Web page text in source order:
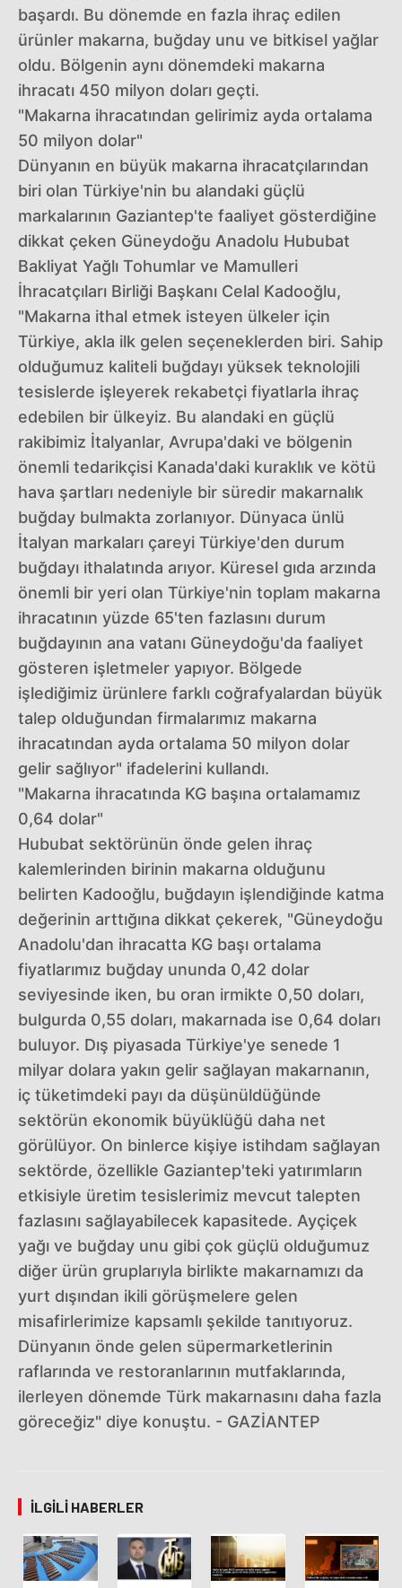
başardı. Bu dönemde en fazla ihraç edilen
ürünler makarna, buğday unu ve bitkisel yağlar
oldu. Bölgenin aynı dönemdeki makarna
ihracatı 450 milyon doları geçti.
"Makarna ihracatından gelirimiz ayda ortalama
50 milyon dolar"
Dünyanın en büyük makarna ihracatçılarından
biri olan Türkiye'nin bu alandaki güçlü
markalarının Gaziantep'te faaliyet gösterdiğine
dikkat çeken Güneydoğu Anadolu Hububat
Bakliyat Yağlı Tohumlar ve Mamulleri
İhracatçıları Birliği Başkanı Celal Kadooğlu,
"Makarna ithal etmek isteyen ülkeler için
Türkiye, akla ilk gelen seçeneklerden biri. Sahip
olduğumuz kaliteli buğdayı yüksek teknolojili
tesislerde işleyerek rekabetçi fiyatlarla ihraç
edebilen bir ülkeyiz. Bu alandaki en güçlü
rakibimiz İtalyanlar, Avrupa'daki ve bölgenin
önemli tedarikçisi Kanada'daki kuraklık ve kötü
hava şartları nedeniyle bir süredir makarnalık
buğday bulmakta zorlanıyor. Dünyaca ünlü
İtalyan markaları çareyi Türkiye'den durum
buğdayı ithalatında arıyor. Küresel gıda arzında
önemli bir yeri olan Türkiye'nin toplam makarna
ihracatının yüzde 65'ten fazlasını durum
buğdayının ana vatanı Güneydoğu'da faaliyet
gösteren işletmeler yapıyor. Bölgede
işlediğimiz ürünlere farklı coğrafyalardan büyük
talep olduğundan firmalarımız makarna
ihracatından ayda ortalama 50 milyon dolar
gelir sağlıyor" ifadelerini kullandı.
"Makarna ihracatında KG başına ortalamamız
0,64 dolar"
Hububat sektörünün önde gelen ihraç
kalemlerinden birinin makarna olduğunu
belirten Kadooğlu, buğdayın işlendiğinde katma
değerinin arttığına dikkat çekerek, "Güneydoğu
Anadolu'dan ihracatta KG başı ortalama
fiyatlarımız buğday ununda 0,42 dolar
seviyesinde iken, bu oran irmikte 0,50 doları,
bulgurda 0,55 doları, makarnada ise 0,64 doları
buluyor. Dış piyasada Türkiye'ye senede 1
milyar dolara yakın gelir sağlayan makarnanın,
iç tüketimdeki payı da düşünüldüğünde
sektörün ekonomik büyüklüğü daha net
görülüyor. On binlerce kişiye istihdam sağlayan
sektörde, özellikle Gaziantep'teki yatırımların
etkisiyle üretim tesislerimiz mevcut talepten
fazlasını sağlayabilecek kapasitede. Ayçiçek
yağı ve buğday unu gibi çok güçlü olduğumuz
diğer ürün gruplarıyla birlikte makarnamızı da
yurt dışından ikili görüşmelere gelen
misafirlerimize kapsamlı şekilde tanıtıyoruz.
Dünyanın önde gelen süpermarketlerinin
raflarında ve restoranlarının mutfaklarında,
ilerleyen dönemde Türk makarnasını daha fazla
göreceğiz" diye konuştu. - GAZİANTEP
İLGILI HABERLER